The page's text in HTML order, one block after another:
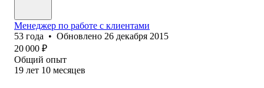
Менеджер по работе с клиентами
53 года • Обновлено 26 декабря 2015
20 000 ₽
Общий опыт
19 лет 10 месяцев